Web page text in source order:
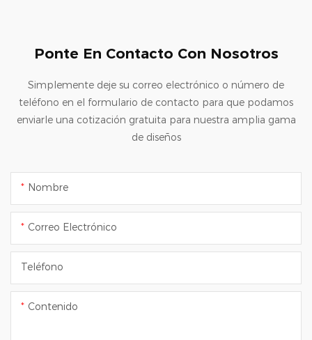
Ponte En Contacto Con Nosotros
Simplemente deje su correo electrónico o número de
teléfono en el formulario de contacto para que podamos
enviarle una cotización gratuita para nuestra amplia gama
de diseños
Nombre
Correo Electrónico
Teléfono
Contenido